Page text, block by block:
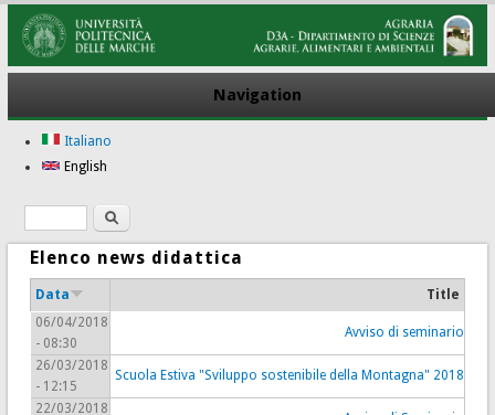
Navigation
Italiano
English
Search form
Search
Elenco news didattica
Data
Title
06/04/2018
- 08:30
Avviso di seminario
26/03/2018
- 12:15
Scuola Estiva "Sviluppo sostenibile della Montagna" 2018
22/03/2018